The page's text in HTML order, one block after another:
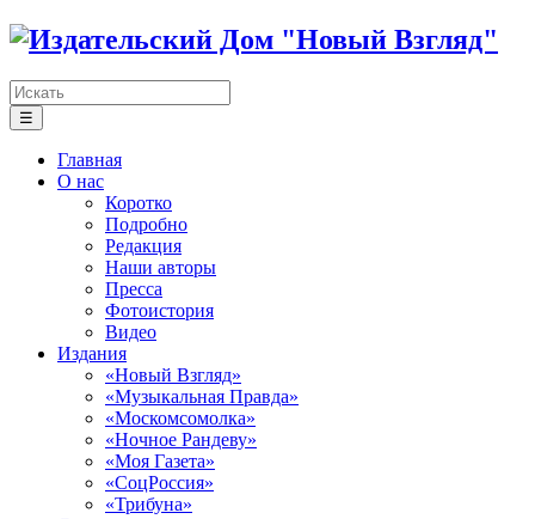
☰
Главная
О нас
Коротко
Подробно
Редакция
Наши авторы
Пресса
Фотоистория
Видео
Издания
«Новый Взгляд»
«Музыкальная Правда»
«Москомсомолка»
«Ночное Рандеву»
«Моя Газета»
«СоцРоссия»
«Трибуна»